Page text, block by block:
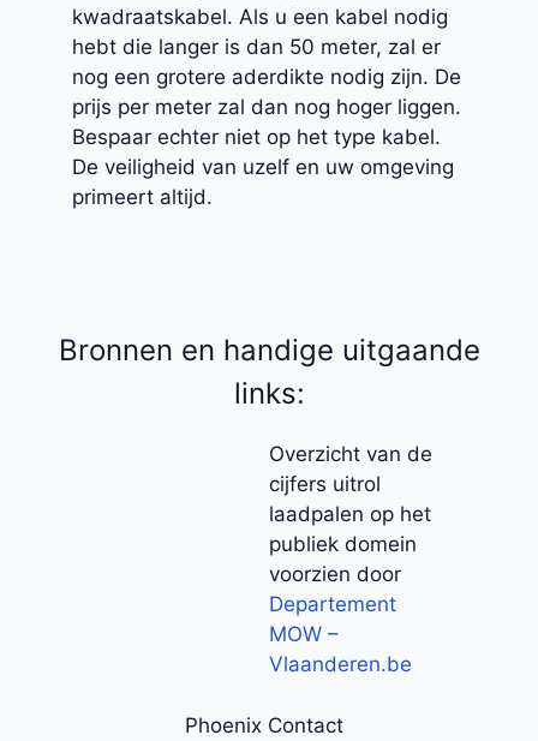
kwadraatskabel. Als u een kabel nodig
hebt die langer is dan 50 meter, zal er
nog een grotere aderdikte nodig zijn. De
prijs per meter zal dan nog hoger liggen.
Bespaar echter niet op het type kabel.
De veiligheid van uzelf en uw omgeving
primeert altijd.
Bronnen en handige uitgaande
links:
Overzicht van de
cijfers uitrol
laadpalen op het
publiek domein
voorzien door
Departement
MOW –
Vlaanderen.be
Phoenix Contact